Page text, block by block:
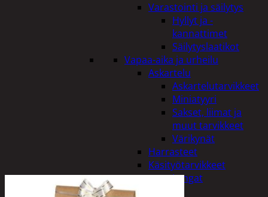
Varastointi ja säilytys
Hyllyt ja -
kannattimet
Säilytyslaatikot
Vapaa-aika ja urheilu
Askartelu
Askartelutarvikkeet
Miniatyyri
Sakset, liimat ja
muut tarvikkeet
Värikynät
Harrasteet
Käsityötarvikkeet
Langat